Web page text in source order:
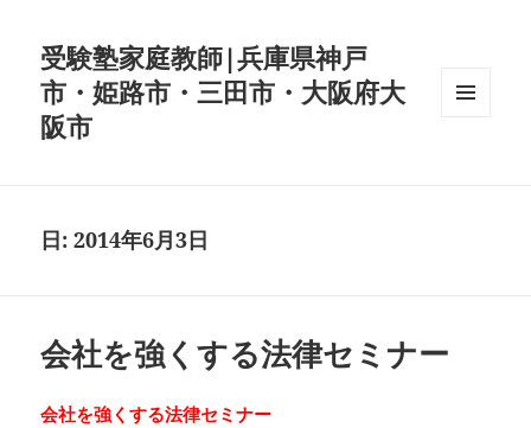
受験塾家庭教師|兵庫県神戸
市・姫路市・三田市・大阪府大
阪市
日:2014年6月3日
会社を強くする法律セミナー
会社を強くする法律セミナー